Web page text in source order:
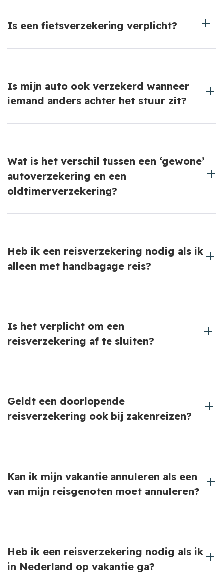
verzekerd.
Is een fietsverzekering verplicht?
Is mijn auto ook verzekerd wanneer
iemand anders achter het stuur zit?
toestemming heeft van jou.
Wat is het verschil tussen een ‘gewone’
autoverzekering en een
oldtimerverzekering?
heeft beperkingen op gebruik en rijafstand.
Heb ik een reisverzekering nodig als ik
alleen met handbagage reis?
Is het verplicht om een
reisverzekering af te sluiten?
Geldt een doorlopende
reisverzekering ook bij zakenreizen?
privévakanties.
Kan ik mijn vakantie annuleren als een
van mijn reisgenoten moet annuleren?
Heb ik een reisverzekering nodig als ik
in Nederland op vakantie ga?